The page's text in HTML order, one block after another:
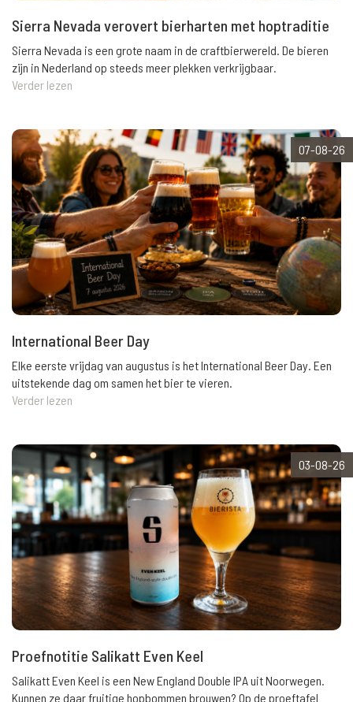
Sierra Nevada verovert bierharten met hoptraditie
Sierra Nevada is een grote naam in de craftbierwereld. De bieren
zijn in Nederland op steeds meer plekken verkrijgbaar.
Verder lezen
07-08-26
International Beer Day
Elke eerste vrijdag van augustus is het International Beer Day. Een
uitstekende dag om samen het bier te vieren.
Verder lezen
03-08-26
Proefnotitie Salikatt Even Keel
Salikatt Even Keel is een New England Double IPA uit Noorwegen.
Kunnen ze daar fruitige hopbommen brouwen? Op de proeftafel